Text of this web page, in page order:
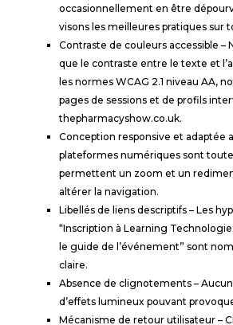
occasionnellement en être
visons les meilleures pratiques sur
Contraste de couleurs accessible –
que le contraste entre le texte et
les normes WCAG 2.1 niveau AA,
pages de sessions et de profils
thepharmacyshow.co.uk.
Conception responsive et adaptée
plateformes numériques sont
permettent un zoom et un
altérer la navigation.
Libellés de liens descriptifs – Les
“Inscription à Learning
le guide de l’événement” sont
claire.
Absence de clignotements –
d’effets lumineux pouvant
Mécanisme de retour utilisateur –